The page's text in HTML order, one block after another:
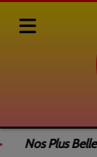
Nos Plus